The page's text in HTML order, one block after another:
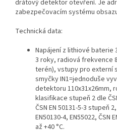
drátový detektor otevření. Je
zabezpečovacím systému
Technická data:
Napájení z lithiové baterie
3 roky, radiová frekvence
terén), vstupy pro externí
smyčky IN1=jednoduše
detektoru 110x31x26mm,
klasifikace stupeň 2 dle
ČSN EN 50131-5-3 stupeň
EN50130-4, EN55022,
až +40 °C.